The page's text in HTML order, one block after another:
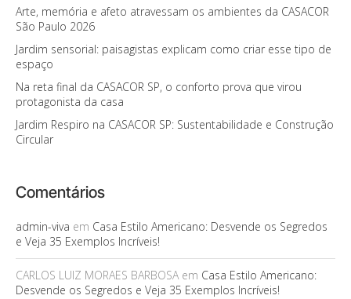
Arte, memória e afeto atravessam os ambientes da CASACOR
São Paulo 2026
Jardim sensorial: paisagistas explicam como criar esse tipo de
espaço
Na reta final da CASACOR SP, o conforto prova que virou
protagonista da casa
Jardim Respiro na CASACOR SP: Sustentabilidade e Construção
Circular
Comentários
admin-viva em Casa Estilo Americano: Desvende os Segredos
e Veja 35 Exemplos Incríveis!
CARLOS LUIZ MORAES BARBOSAem Casa Estilo Americano:
Desvende os Segredos e Veja 35 Exemplos Incríveis!